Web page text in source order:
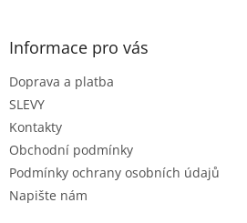
Informace pro vás
Doprava a platba
SLEVY
Kontakty
Obchodní podmínky
Podmínky ochrany osobních údajů
Napište nám